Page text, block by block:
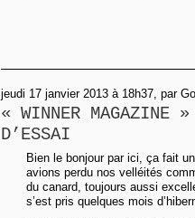
jeudi 17 janvier 2013 à 18h37, par
« WINNER MAGAZINE
D’ESSAI
Bien le bonjour par ici, ça fait
avions perdu nos velléités
du canard, toujours aussi
s’est pris quelques mois